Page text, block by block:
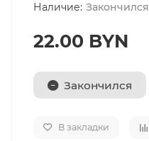
Закончился
22.00 BYN
Закончился
В закладки